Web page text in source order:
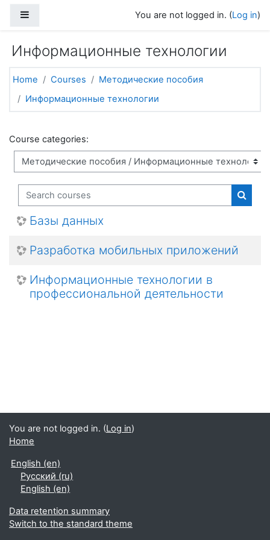
You are not logged in. (Log in)
Информационные технологии
Home Courses
Методические пособия
Информационные технологии
Course categories:
Search courses
Базы данных
Разработка мобильных приложений
Информационные технологии в
профессиональной деятельности
You are not logged in. (Log in)
Home
English ‎(en)‎
Русский ‎(ru)‎
English ‎(en)‎
Data retention summary
Switch to the standard theme